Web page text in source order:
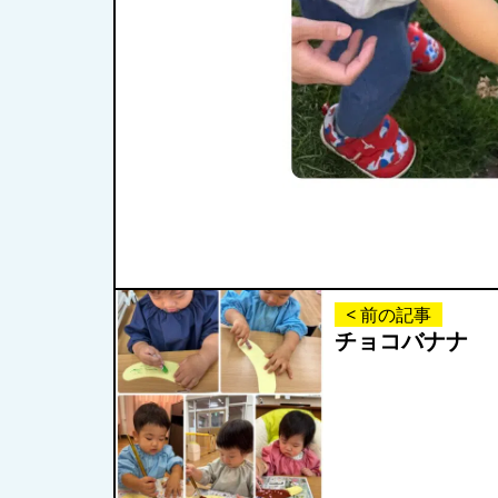
< 前の記事
チョコバナナ